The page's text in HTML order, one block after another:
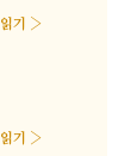
읽기 ›
읽기 ›